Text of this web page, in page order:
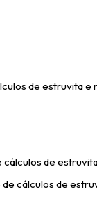
de estruvita
cálculos de
cálculos de